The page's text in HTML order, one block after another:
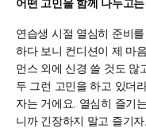
어떤 고민을 함께 나누고
연습생 시절 열심히 준비
하다 보니 컨디션이 제 마
먼스 외에 신경 쓸 것도 많
두 그런 고민을 하고 있더
자는 거에요. 열심히 즐기
니까 긴장하지 말고 즐기